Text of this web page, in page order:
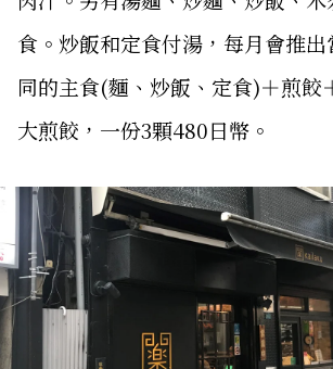
食。炒飯和定食付湯，每月會推
同的主食(麵、炒飯、定食)＋煎餃
大煎餃，一份3顆480日幣。